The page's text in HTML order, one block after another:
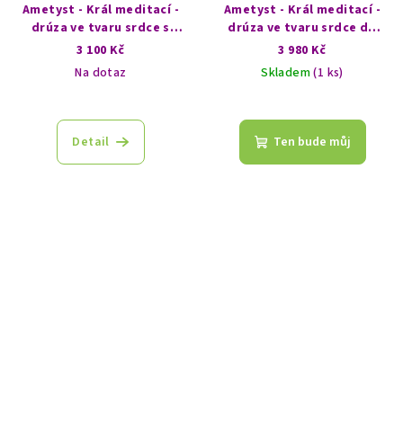
Ametyst - Král meditací -
drúza ve tvaru srdce s
kalcitem a duhou
3 100 Kč
Na dotaz
Detail
Ametyst - Král meditací -
drúza ve tvaru srdce do
dvou dlaní
3 980 Kč
Skladem(1 ks)
Ten bude můj